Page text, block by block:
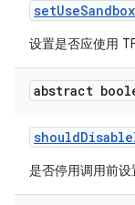
setUseSandbox
设置是否应使用
abstract
shouldDisable
是否停用调用前设